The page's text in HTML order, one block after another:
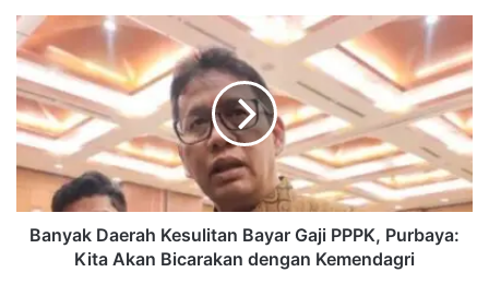
Banyak
Daerah
Kesulitan
Bayar
Gaji
PPPK,
Purbaya:
Kita
Akan
Bicarakan
Banyak Daerah Kesulitan Bayar Gaji PPPK, Purbaya:
Kita Akan Bicarakan dengan Kemendagri